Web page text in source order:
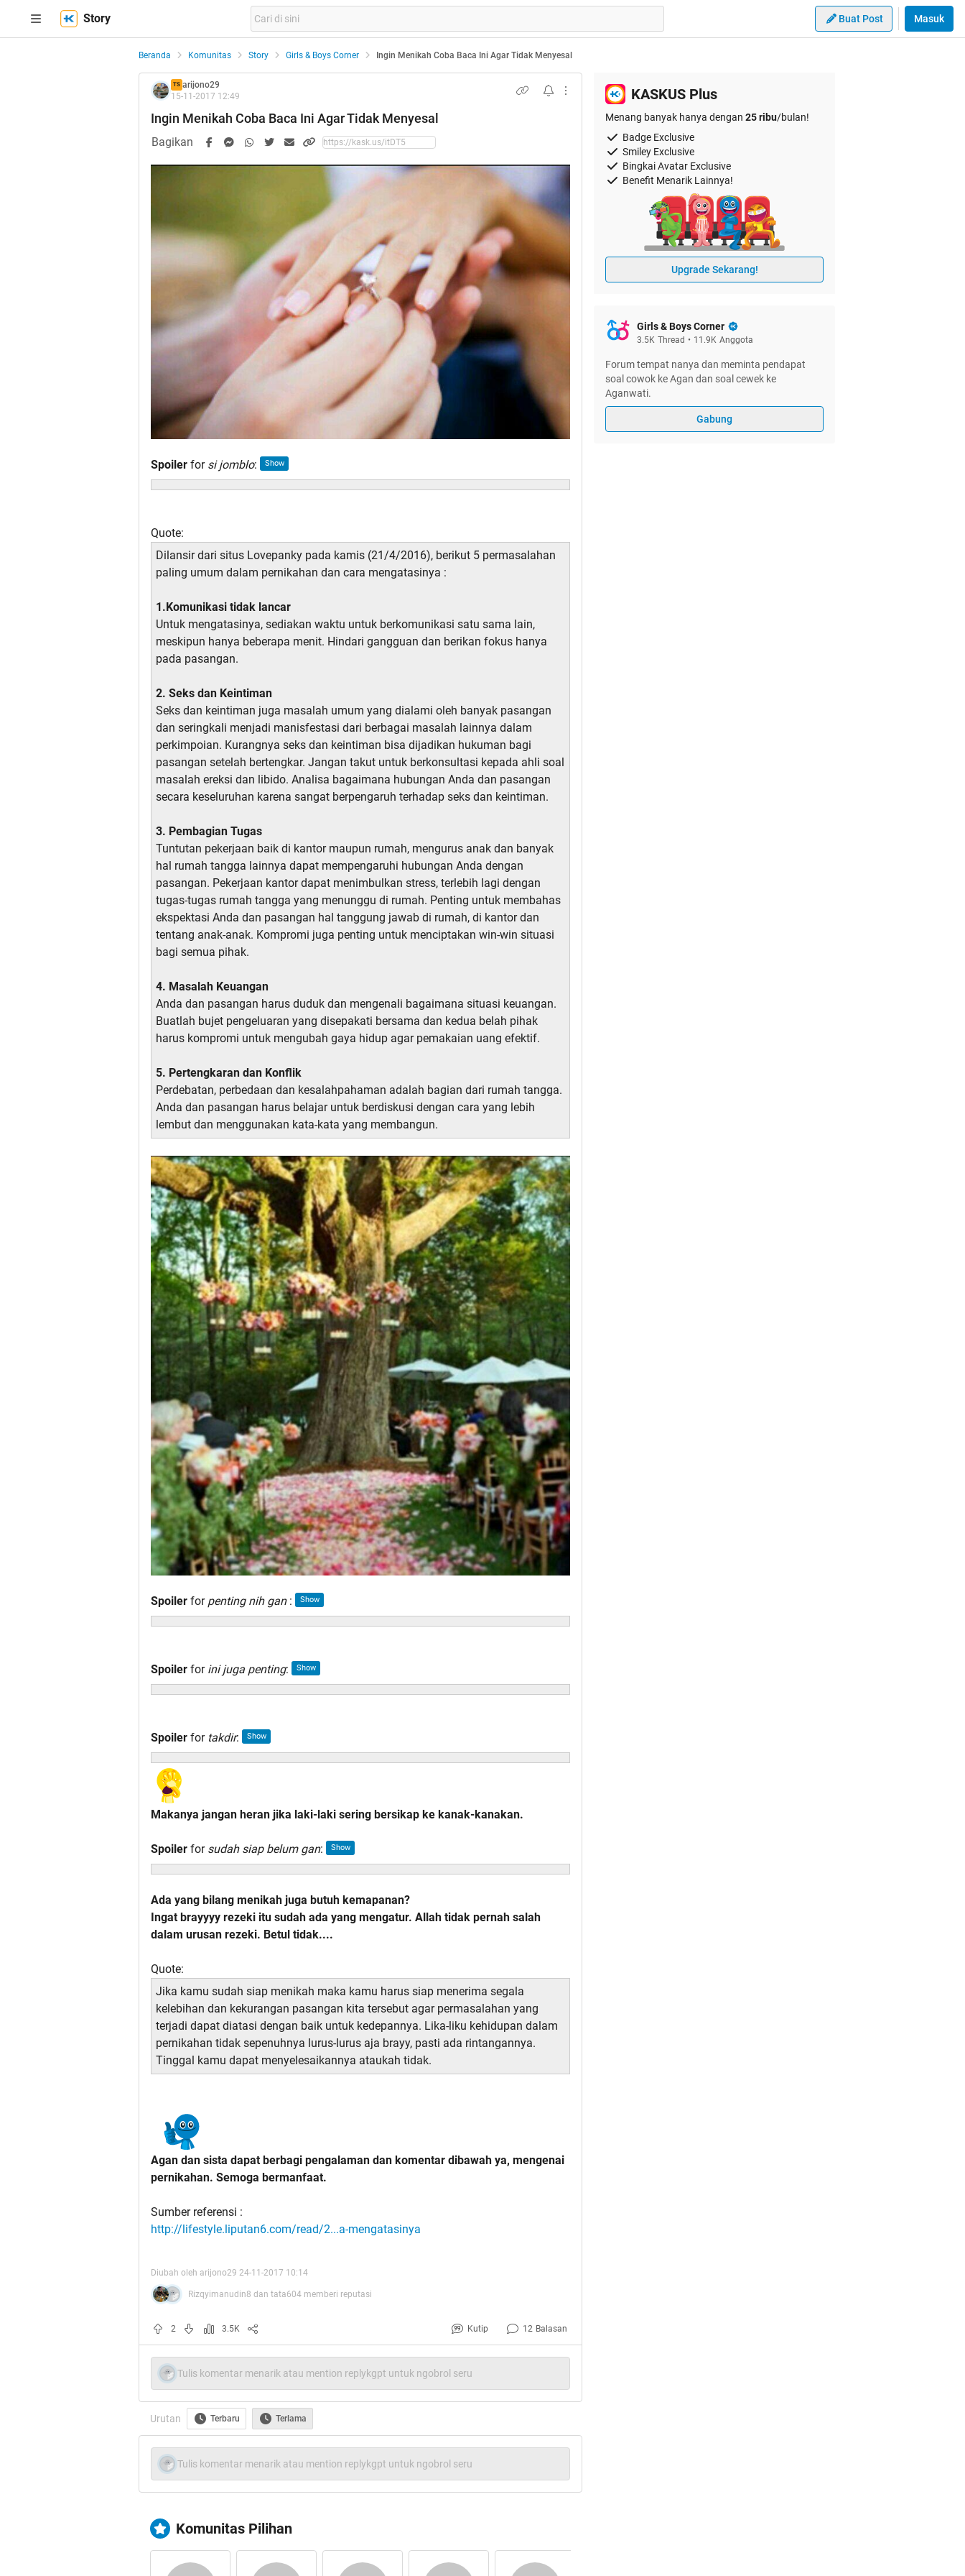
Story Buat Post Masuk
Beranda Komunitas Story Girls & Boys Corner Ingin Menikah Coba Baca Ini Agar Tidak Menyesal
TS arijono29
15-11-2017 12:49
Ingin Menikah Coba Baca Ini Agar Tidak Menyesal
Bagikan
Spoiler for si jomblo:
Quote:
Dilansir dari situs Lovepanky pada kamis (21/4/2016), berikut 5 permasalahan
paling umum dalam pernikahan dan cara mengatasinya :
1.Komunikasi tidak lancar
Untuk mengatasinya, sediakan waktu untuk berkomunikasi satu sama lain,
meskipun hanya beberapa menit. Hindari gangguan dan berikan fokus hanya
pada pasangan.
2. Seks dan Keintiman
Seks dan keintiman juga masalah umum yang dialami oleh banyak pasangan
dan seringkali menjadi manisfestasi dari berbagai masalah lainnya dalam
perkimpoian. Kurangnya seks dan keintiman bisa dijadikan hukuman bagi
pasangan setelah bertengkar. Jangan takut untuk berkonsultasi kepada ahli soal
masalah ereksi dan libido. Analisa bagaimana hubungan Anda dan pasangan
secara keseluruhan karena sangat berpengaruh terhadap seks dan keintiman.
3. Pembagian Tugas
Tuntutan pekerjaan baik di kantor maupun rumah, mengurus anak dan banyak
hal rumah tangga lainnya dapat mempengaruhi hubungan Anda dengan
pasangan. Pekerjaan kantor dapat menimbulkan stress, terlebih lagi dengan
tugas-tugas rumah tangga yang menunggu di rumah. Penting untuk membahas
ekspektasi Anda dan pasangan hal tanggung jawab di rumah, di kantor dan
tentang anak-anak. Kompromi juga penting untuk menciptakan win-win situasi
bagi semua pihak.
4. Masalah Keuangan
Anda dan pasangan harus duduk dan mengenali bagaimana situasi keuangan.
Buatlah bujet pengeluaran yang disepakati bersama dan kedua belah pihak
harus kompromi untuk mengubah gaya hidup agar pemakaian uang efektif.
5. Pertengkaran dan Konflik
Perdebatan, perbedaan dan kesalahpahaman adalah bagian dari rumah tangga.
Anda dan pasangan harus belajar untuk berdiskusi dengan cara yang lebih
lembut dan menggunakan kata-kata yang membangun.
Spoiler for penting nih gan :
Spoiler for ini juga penting:
Spoiler for takdir:
Makanya jangan heran jika laki-laki sering bersikap ke kanak-kanakan.
Spoiler for sudah siap belum gan:
Ada yang bilang menikah juga butuh kemapanan?
Ingat brayyyy rezeki itu sudah ada yang mengatur. Allah tidak pernah salah
dalam urusan rezeki. Betul tidak....
Quote:
Jika kamu sudah siap menikah maka kamu harus siap menerima segala
kelebihan dan kekurangan pasangan kita tersebut agar permasalahan yang
terjadi dapat diatasi dengan baik untuk kedepannya. Lika-liku kehidupan dalam
pernikahan tidak sepenuhnya lurus-lurus aja brayy, pasti ada rintangannya.
Tinggal kamu dapat menyelesaikannya ataukah tidak.
Agan dan sista dapat berbagi pengalaman dan komentar dibawah ya, mengenai
pernikahan. Semoga bermanfaat.
Sumber referensi :
http://lifestyle.liputan6.com/read/2...a-mengatasinya
Diubah oleh arijono29 24-11-2017 10:14
Rizqyimanudin8 dan tata604 memberi reputasi
2 3.5K Kutip 12 Balasan
Tulis komentar menarik atau mention replykgpt untuk ngobrol seru
Urutan Terbaru Terlama
Tulis komentar menarik atau mention replykgpt untuk ngobrol seru
Komunitas Pilihan
KASKUS Plus
Menang banyak hanya dengan 25 ribu/bulan!
Badge Exclusive
Smiley Exclusive
Bingkai Avatar Exclusive
Benefit Menarik Lainnya!
Upgrade Sekarang!
Girls & Boys Corner
3.5K Thread • 11.9K Anggota
Forum tempat nanya dan meminta pendapat
soal cowok ke Agan dan soal cewek ke
Aganwati.
Gabung